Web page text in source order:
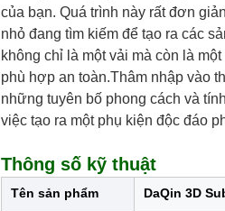
của bạn. Quá trình này rất đơn
nhỏ đang tìm kiếm để tạo ra các
không chỉ là một vải mà còn là
phù hợp an toàn.Thâm nhập vào
những tuyên bố phong cách và
việc tạo ra một phụ kiện độc đáo
Thông số kỹ thuật
Tên sản phẩm DaQin 3D